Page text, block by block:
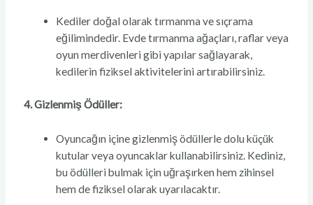
Kediler doğal olarak tırmanma ve sıçrama
eğilimindedir. Evde tırmanma ağaçları, raflar veya
oyun merdivenleri gibi yapılar sağlayarak,
kedilerin fiziksel aktivitelerini artırabilirsiniz.
4. Gizlenmiş Ödüller:
Oyuncağın içine gizlenmiş ödüllerle dolu küçük
kutular veya oyuncaklar kullanabilirsiniz. Kediniz,
bu ödülleri bulmak için uğraşırken hem zihinsel
hem de fiziksel olarak uyarılacaktır.